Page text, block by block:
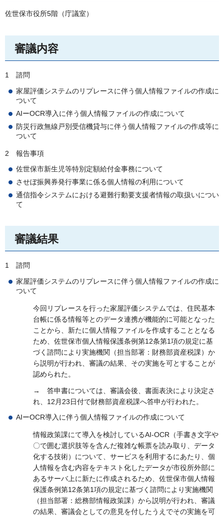
佐世保市役所5階（庁議室）
審議内容
1 諮問
家屋評価システムのリプレースに伴う個人情報ファイルの作成に
ついて
AIーOCR導入に伴う個人情報ファイルの作成について
防災行政無線戸別受信機貸与に伴う個人情報ファイルの作成等に
ついて
2 報告事項
佐世保市新生児等特別定額給付金事務について
させぼ振興券発行事業に係る個人情報の利用について
通信指令システムにおける避難行動要支援者情報の取扱いについ
て
審議結果
1 諮問
家屋評価システムのリプレースに伴う個人情報ファイルの作成に
ついて
今回リプレースを行った家屋評価システムでは、住民基本
台帳に係る情報等とのデータ連携が機能的に可能となった
ことから、新たに個人情報ファイルを作成することとなる
ため、佐世保市個人情報保護条例第12条第1項の規定に基
づく諮問により実施機関（担当部署：財務部資産税課）か
ら説明が行われ、審議の結果、その実施を可とすることが
認められた。
→ 答申書については、審議会後、書面表決により決定さ
れ、12月23日付で財務部資産税課へ答申が行われた。
AIーOCR導入に伴う個人情報ファイルの作成について
情報政策課にて導入を検討しているAI-OCR（手書き文字や
〇で囲む選択肢等を含んだ複雑な帳票を読み取り、データ
化する技術）について、サービスを利用するにあたり、個
人情報を含む内容をテキスト化したデータが市役所外部に
あるサーバ上に新たに作成されるため、佐世保市個人情報
保護条例第12条第1項の規定に基づく諮問により実施機関
（担当部署：総務部情報政策課）から説明が行われ、審議
の結果、審議会としての意見を付したうえでその実施を可